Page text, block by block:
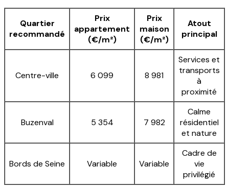
Quartier
recommandé
Prix
appartement
(€/m²)
Prix
maison
(€/m²)
Atout
principal
Centre-ville 6 099 8 981
Services et
transports
à
proximité
Buzenval 5 354 7 982
Calme
résidentiel
et nature
Bords de Seine Variable Variable
Cadre de
vie
privilégié